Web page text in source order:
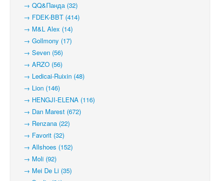
→ QQ&Панда (32)
→ FDEK-BBT (414)
→ M&L Alex (14)
→ Gollmony (17)
→ Seven (56)
→ ARZO (56)
→ Ledicai-Ruixin (48)
→ Lion (146)
→ HENGJI-ELENA (116)
→ Dan Marest (672)
→ Renzana (22)
→ Favorit (32)
→ Allshoes (152)
→ Moli (92)
→ Mei De Li (35)